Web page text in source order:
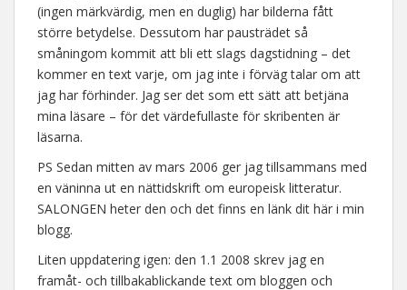
(ingen märkvärdig, men en duglig) har bilderna fått
större betydelse. Dessutom har pausträdet så
småningom kommit att bli ett slags dagstidning – det
kommer en text varje, om jag inte i förväg talar om att
jag har förhinder. Jag ser det som ett sätt att betjäna
mina läsare – för det värdefullaste för skribenten är
läsarna.
PS Sedan mitten av mars 2006 ger jag tillsammans med
en väninna ut en nättidskrift om europeisk litteratur.
SALONGEN heter den och det finns en länk dit här i min
blogg.
Liten uppdatering igen: den 1.1 2008 skrev jag en
framåt- och tillbakablickande text om bloggen och